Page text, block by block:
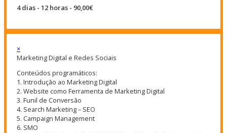
4 dias - 12 horas - 90,00€
×
Marketing Digital e Redes Sociais
Conteúdos programáticos:
1. Introdução ao Marketing Digital
2. Website como Ferramenta de Marketing Digital
3. Funil de Conversão
4. Search Marketing – SEO
5. Campaign Management
6. SMO